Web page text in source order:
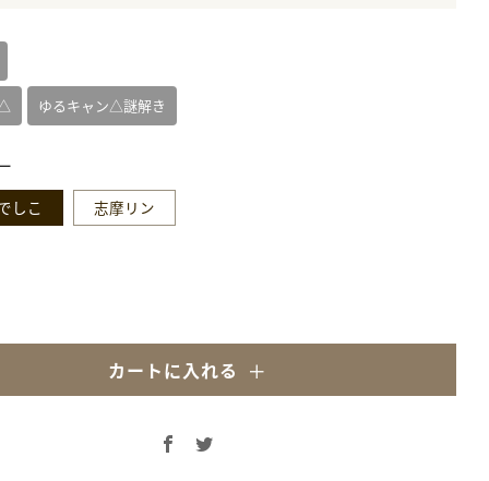
ゆるキャン△謎解き
しこ 志摩リン
カートに入れる
Facebook
Twitter